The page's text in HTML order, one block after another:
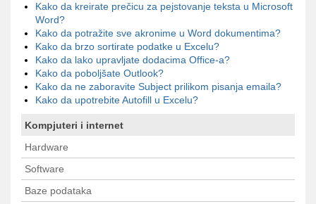
Kako da kreirate prečicu za pejstovanje teksta u Microsoft
Word?
Kako da potražite sve akronime u Word dokumentima?
Kako da brzo sortirate podatke u Excelu?
Kako da lako upravljate dodacima Office-a?
Kako da poboljšate Outlook?
Kako da ne zaboravite Subject prilikom pisanja emaila?
Kako da upotrebite Autofill u Excelu?
Kompjuteri i internet
Hardware
Software
Baze podataka